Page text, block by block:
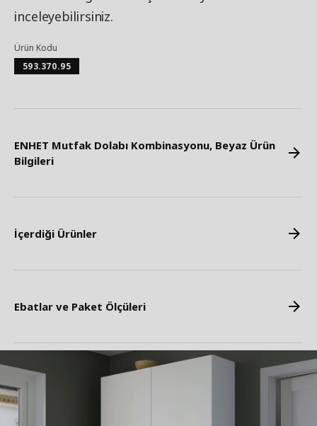
inceleyebilirsiniz.
Ürün Kodu
593.370.95
ENHET Mutfak Dolabı Kombinasyonu, Beyaz Ürün
Bilgileri
İçerdiği Ürünler
Ebatlar ve Paket Ölçüleri